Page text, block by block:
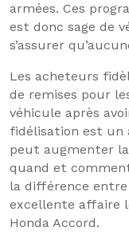
armées. Ces
est donc sage de
s’assurer
Les acheteurs
de remises pour
véhicule après
fidélisation est un
peut augmenter
quand et
la différence
excellente affaire
Honda Accord.